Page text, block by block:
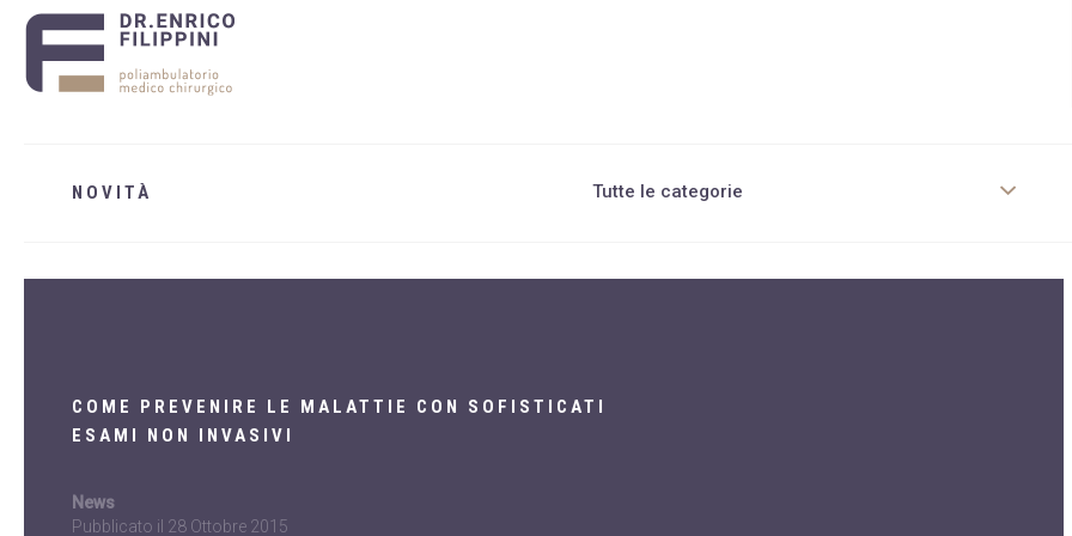
NOVITÀ Tutte le categorie
COME PREVENIRE LE MALATTIE CON SOFISTICATI
ESAMI NON INVASIVI
News
Pubblicato il 28 Ottobre 2015